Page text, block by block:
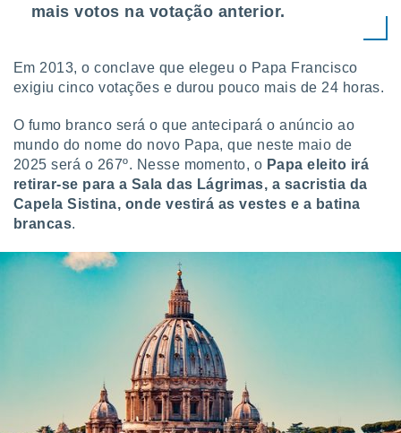
mais votos na votação anterior.
Em 2013, o conclave que elegeu o Papa Francisco
exigiu cinco votações e durou pouco mais de 24 horas.
O fumo branco será o que antecipará o anúncio ao
mundo do nome do novo Papa, que neste maio de
2025 será o 267º. Nesse momento, o Papa eleito irá
retirar-se para a Sala das Lágrimas, a sacristia da
Capela Sistina, onde vestirá as vestes e a batina
brancas.